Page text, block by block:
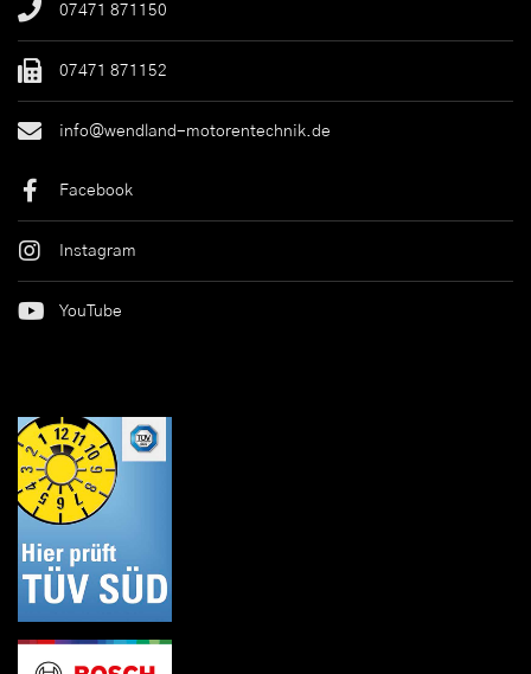
07471 871150
07471 871152
info@wendland-motorentechnik.de
Facebook
Instagram
YouTube